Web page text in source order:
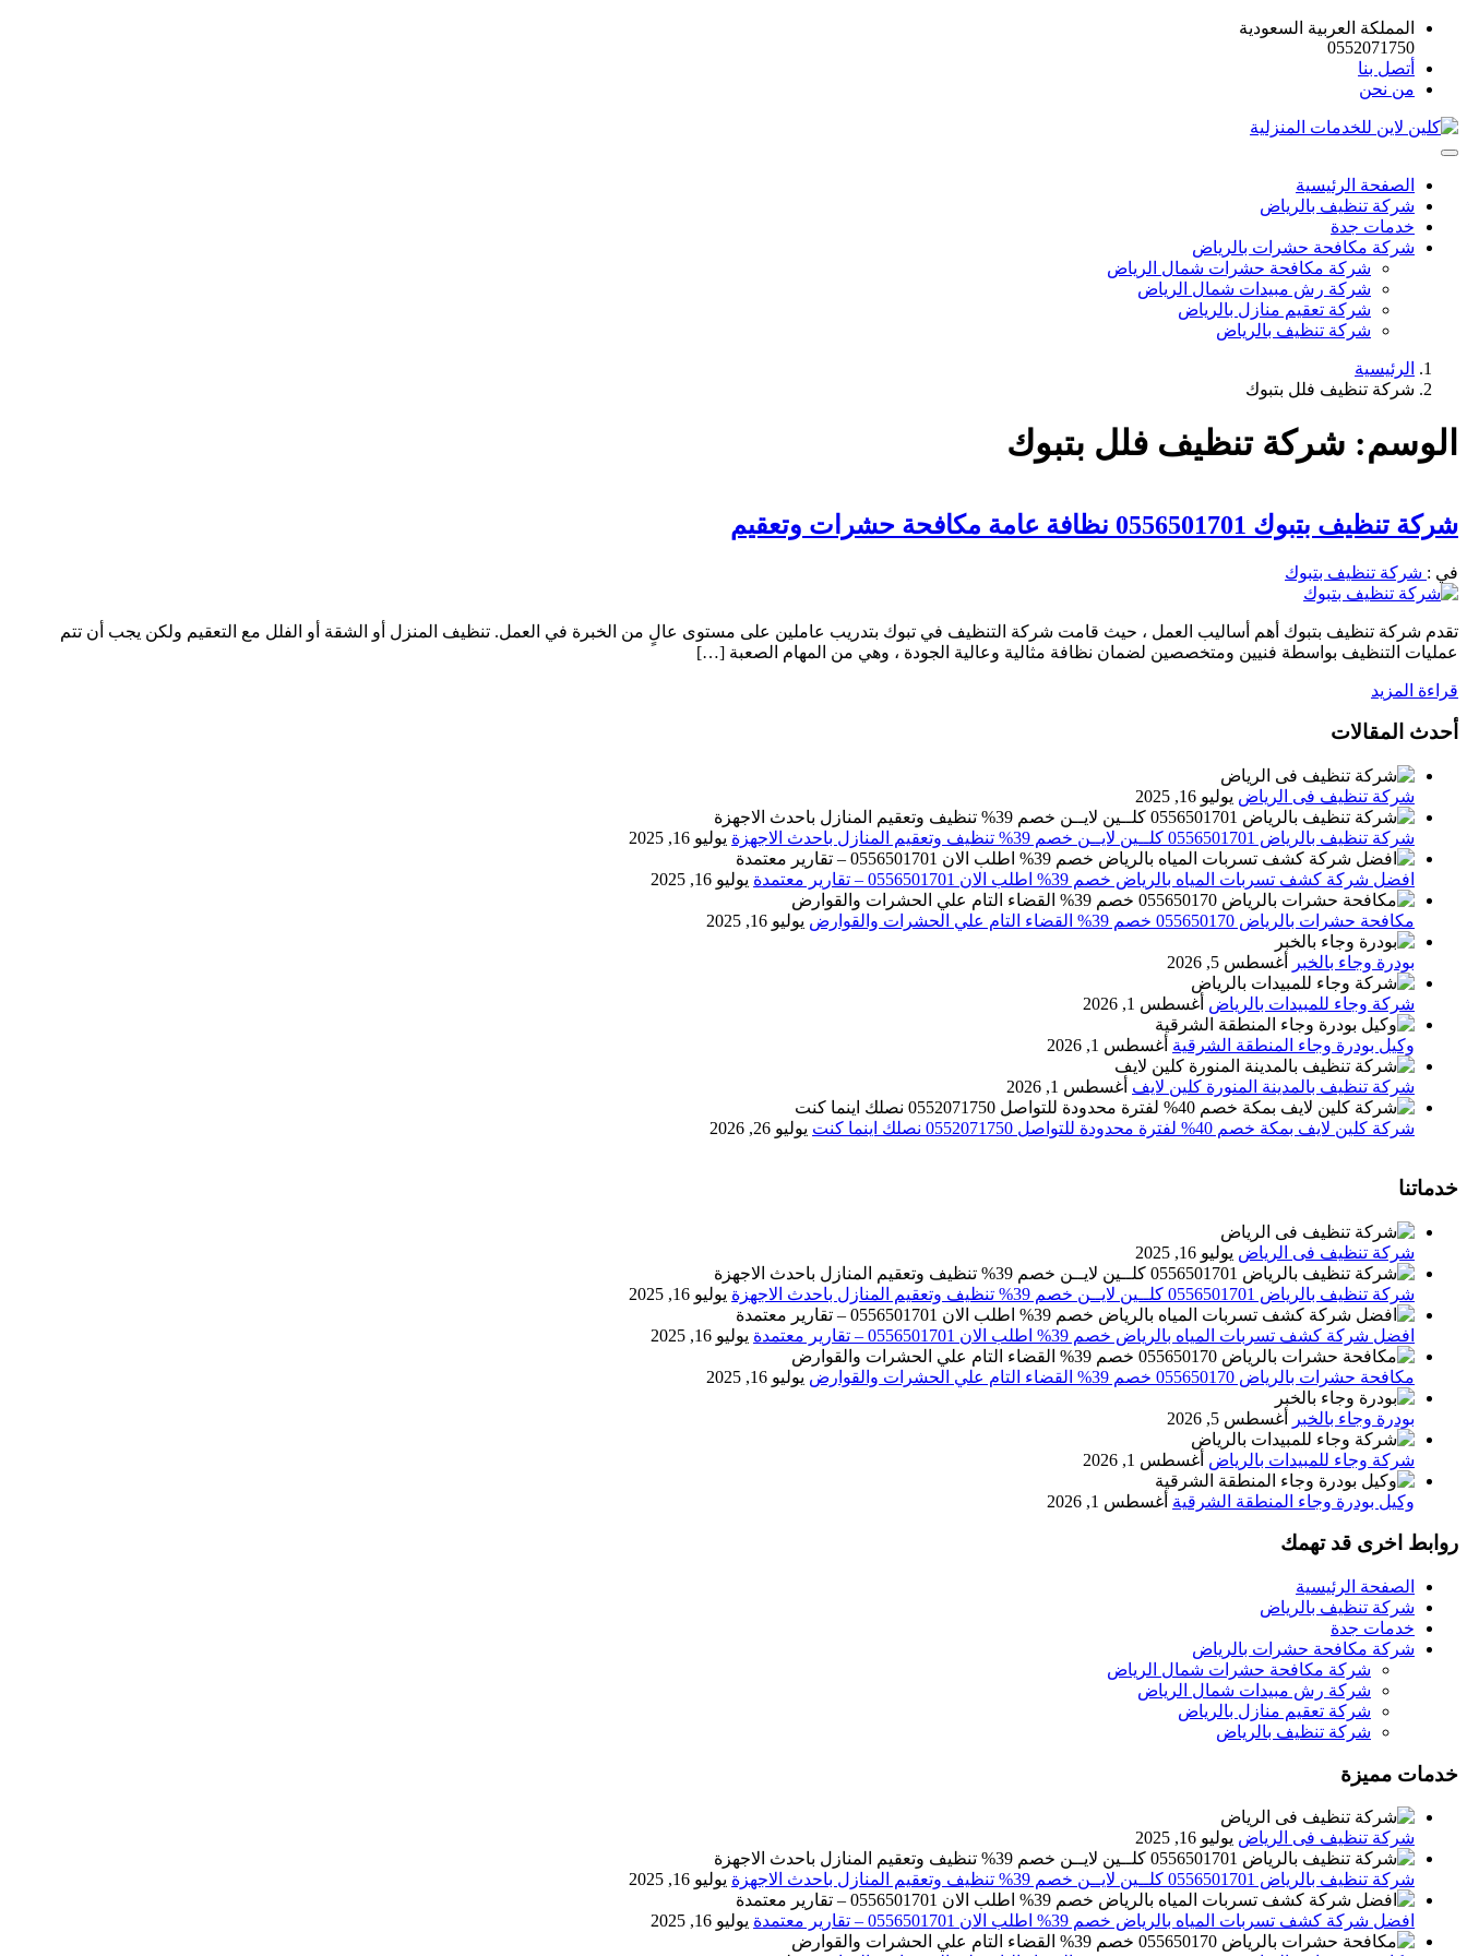
المملكة العربية السعودية
0552071750
أتصل بنا
من نحن
الصفحة الرئيسية
شركة تنظيف بالرياض
خدمات جدة
شركة مكافحة حشرات بالرياض
شركة مكافحة حشرات شمال الرياض
شركة رش مبيدات شمال الرياض
شركة تعقيم منازل بالرياض
شركة تنظيف بالرياض
الرئيسية
شركة تنظيف فلل بتبوك
الوسم: شركة تنظيف فلل بتبوك
شركة تنظيف بتبوك 0556501701 نظافة عامة مكافحة حشرات وتعقيم
في : شركة تنظيف بتبوك
تقدم شركة تنظيف بتبوك أهم أساليب العمل ، حيث قامت شركة التنظيف في تبوك بتدريب عاملين على مستوى عالٍ من الخبرة في العمل. تنظيف المنزل أو الشقة أو الفلل مع التعقيم ولكن يجب أن تتم
عمليات التنظيف بواسطة فنيين ومتخصصين لضمان نظافة مثالية وعالية الجودة ، وهي من المهام الصعبة […]
قراءة المزيد
أحدث المقالات
شركة تنظيف فى الرياض يوليو 16, 2025
شركة تنظيف بالرياض 0556501701 كلــين لايــن خصم 39% تنظيف وتعقيم المنازل باحدث الاجهزة يوليو 16, 2025
افضل شركة كشف تسربات المياه بالرياض خصم 39% اطلب الان 0556501701‬‏ – تقارير معتمدة يوليو 16, 2025
مكافحة حشرات بالرياض 055650170 خصم 39% القضاء التام علي الحشرات والقوارض يوليو 16, 2025
بودرة وجاء بالخبر أغسطس 5, 2026
شركة وجاء للمبيدات بالرياض أغسطس 1, 2026
وكيل بودرة وجاء المنطقة الشرقية أغسطس 1, 2026
شركة تنظيف بالمدينة المنورة كلين لايف أغسطس 1, 2026
شركة كلين لايف بمكة خصم 40% لفترة محدودة للتواصل 0552071750 نصلك اينما كنت يوليو 26, 2026
خدماتنا
شركة تنظيف فى الرياض يوليو 16, 2025
شركة تنظيف بالرياض 0556501701 كلــين لايــن خصم 39% تنظيف وتعقيم المنازل باحدث الاجهزة يوليو 16, 2025
افضل شركة كشف تسربات المياه بالرياض خصم 39% اطلب الان 0556501701‬‏ – تقارير معتمدة يوليو 16, 2025
مكافحة حشرات بالرياض 055650170 خصم 39% القضاء التام علي الحشرات والقوارض يوليو 16, 2025
بودرة وجاء بالخبر أغسطس 5, 2026
شركة وجاء للمبيدات بالرياض أغسطس 1, 2026
وكيل بودرة وجاء المنطقة الشرقية أغسطس 1, 2026
روابط اخرى قد تهمك
الصفحة الرئيسية
شركة تنظيف بالرياض
خدمات جدة
شركة مكافحة حشرات بالرياض
شركة مكافحة حشرات شمال الرياض
شركة رش مبيدات شمال الرياض
شركة تعقيم منازل بالرياض
شركة تنظيف بالرياض
خدمات مميزة
شركة تنظيف فى الرياض يوليو 16, 2025
شركة تنظيف بالرياض 0556501701 كلــين لايــن خصم 39% تنظيف وتعقيم المنازل باحدث الاجهزة يوليو 16, 2025
افضل شركة كشف تسربات المياه بالرياض خصم 39% اطلب الان 0556501701‬‏ – تقارير معتمدة يوليو 16, 2025